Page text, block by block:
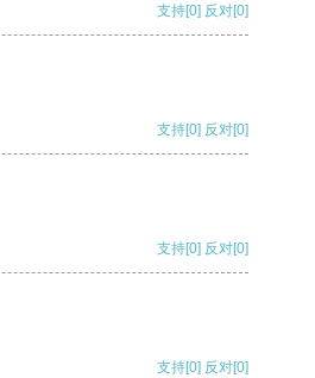
支持[0] 反对[0]
支持[0] 反对[0]
支持[0] 反对[0]
支持[0] 反对[0]